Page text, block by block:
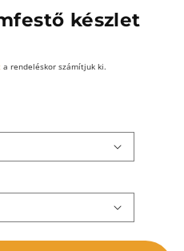
készlet
a rendeléskor számítjuk ki.